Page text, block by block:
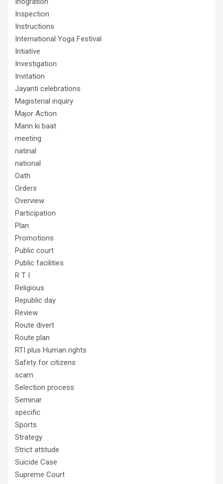
Inspection
Instructions
International Yoga Festival
Intiative
Investigation
Invitation
Jayanti celebrations
Magisterial inquiry
Major Action
Mann ki baat
meeting
natinal
national
Oath
Orders
Overview
Participation
Plan
Promotions
Public court
Public facilities
R T I
Religious
Republic day
Review
Route divert
Route plan
RTI plus Human rights
Safety for citizens
scam
Selection process
Seminar
specific
Sports
Strategy
Strict attitude
Suicide Case
Supreme Court